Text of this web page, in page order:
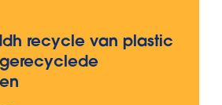
recycle van plastic